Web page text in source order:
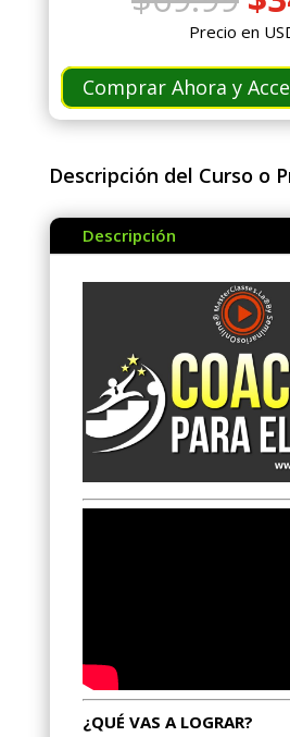
Precio en
Comprar Ahora y
Descripción del Curso o
Descripción
¿QUÉ VAS A LOGRAR?